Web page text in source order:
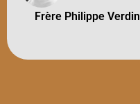
Frère Philippe Verdin